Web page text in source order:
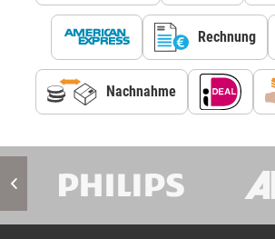
Rechnung
Nachnahme